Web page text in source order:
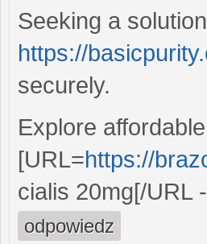
Seeking a
https://
securely.
Explore
[URL=https://
cialis 20mg[/URL
odpowiedz